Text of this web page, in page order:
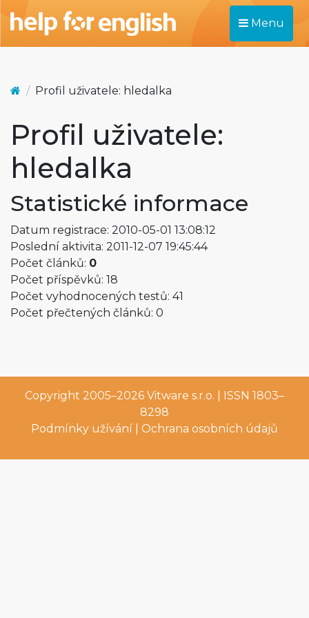
Menu
Profil uživatele: hledalka
Profil uživatele:
hledalka
Statistické informace
Datum registrace: 2010-05-01 13:08:12
Poslední aktivita: 2011-12-07 19:45:44
Počet článků: 0
Počet příspěvků: 18
Počet vyhodnocených testů: 41
Počet přečtených článků: 0
Copyright 2005–2026 Vitware s.r.o. | ISSN 1803–
8298
Podmínky užívání
Ochrana osobních údajů